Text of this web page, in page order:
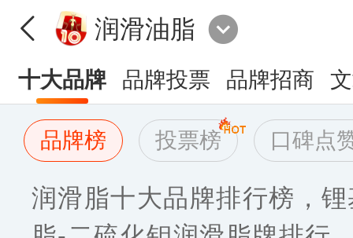
润滑油脂
十大品牌 品牌投票 品牌招商
品牌榜 投票榜 口碑点
润滑脂十大品牌排行榜，